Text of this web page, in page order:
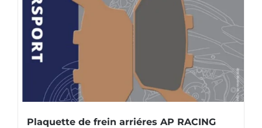
Plaquette de frein arriéres AP RACING